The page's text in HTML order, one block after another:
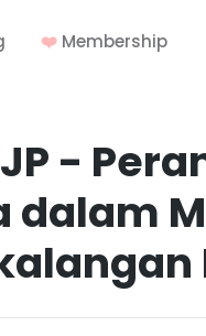
❤️Membership
-
dalam